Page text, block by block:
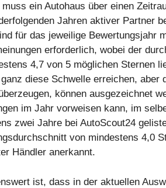
ein Autohaus über einen
Jahren aktiver Partner
für das jeweilige Bewertungsjahr
erforderlich, wobei der
4,7 von 5 möglichen Sternen
diese Schwelle erreichen, aber
können ausgezeichnet
im Jahr vorweisen kann, im
zwei Jahre bei AutoScout24
von mindestens 4,0
Händler anerkannt.
ist, dass in der aktuellen